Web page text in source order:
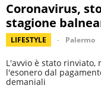
Coronavirus,
stagione
LIFESTYLE Palermo
L'avvio è stato
l'esonero dal
demaniali